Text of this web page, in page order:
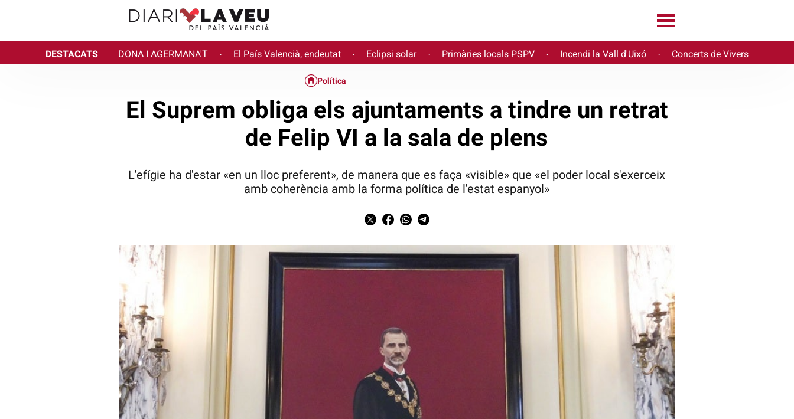
DESTACATS DONA I AGERMANA'T · El País Valencià, endeutat · Eclipsi solar · Primàries locals PSPV · Incendi la Vall d'Uixó · Concerts de Vivers
Política
El Suprem obliga els ajuntaments a tindre un retrat
de Felip VI a la sala de plens
L'efígie ha d'estar «en un lloc preferent», de manera que es faça «visible» que «el poder local s'exerceix
amb coherència amb la forma política de l'estat espanyol»